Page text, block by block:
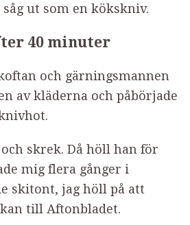
ut som en kökskniv.
40 minuter
och gärningsmannen
av kläderna och påbörjade
skrek. Då höll han för
mig flera gånger i
skitont, jag höll på att
till Aftonbladet.